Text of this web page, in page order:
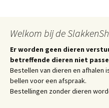
Welkom bij de
Er worden geen dieren
betreffende dieren niet
Bestellen van dieren en afhalen
bellen voor een afspraak.
Bestellingen zonder dieren